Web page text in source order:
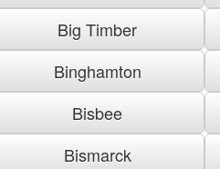
Big Timber
Binghamton
Bisbee
Bismarck